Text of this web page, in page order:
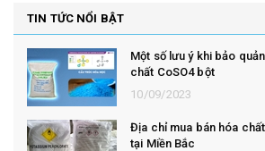
TIN TỨC NỔI BẬT
Một số lưu ý khi bảo
chất CoSO4 bột
10/09/2023
Địa chỉ mua bán hóa
tại Miền Bắc